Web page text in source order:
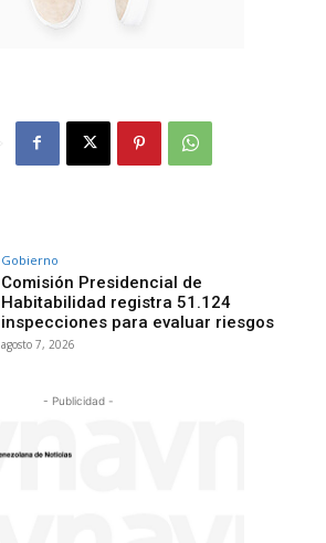
Gobierno
Comisión Presidencial de
Habitabilidad registra 51.124
inspecciones para evaluar riesgos
agosto 7, 2026
- Publicidad -